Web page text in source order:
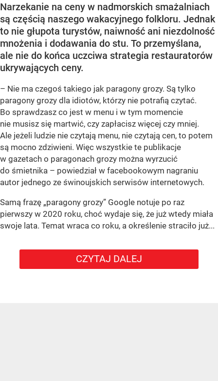
Narzekanie na ceny w nadmorskich smażalniach
są częścią naszego wakacyjnego folkloru. Jednak
to nie głupota turystów, naiwność ani niezdolność
mnożenia i dodawania do stu. To przemyślana,
ale nie do końca uczciwa strategia restauratorów
ukrywających ceny.
– Nie ma czegoś takiego jak paragony grozy. Są tylko
paragony grozy dla idiotów, którzy nie potrafią czytać.
Bo sprawdzasz co jest w menu i w tym momencie
nie musisz się martwić, czy zapłacisz więcej czy mniej.
Ale jeżeli ludzie nie czytają menu, nie czytają cen, to potem
są mocno zdziwieni. Więc wszystkie te publikacje
w gazetach o paragonach grozy można wyrzucić
do śmietnika – powiedział w facebookowym nagraniu
autor jednego ze świnoujskich serwisów internetowych.
Samą frazę „paragony grozy” Google notuje po raz
pierwszy w 2020 roku, choć wydaje się, że już wtedy miała
swoje lata. Temat wraca co roku, a określenie straciło już...
CZYTAJ DALEJ